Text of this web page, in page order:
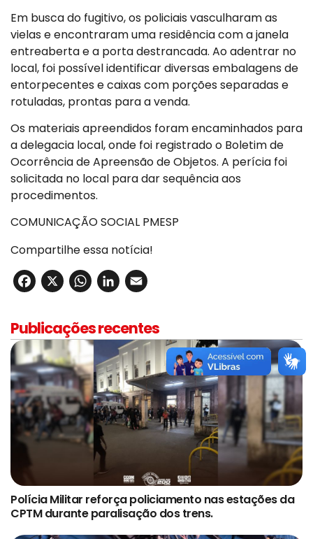
Em busca do fugitivo, os policiais vasculharam as
vielas e encontraram uma residência com a janela
entreaberta e a porta destrancada. Ao adentrar no
local, foi possível identificar diversas embalagens de
entorpecentes e caixas com porções separadas e
rotuladas, prontas para a venda.
Os materiais apreendidos foram encaminhados para
a delegacia local, onde foi registrado o Boletim de
Ocorrência de Apreensão de Objetos. A perícia foi
solicitada no local para dar sequência aos
procedimentos.
COMUNICAÇÃO SOCIAL PMESP
Compartilhe essa notícia!
Facebook
X WhatsApp
LinkedIn
Publicações recentes
Polícia Militar reforça policiamento nas estações da
CPTM durante paralisação dos trens.